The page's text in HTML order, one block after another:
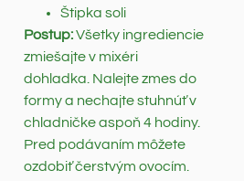
Štipka soli
Postup:Všetky ingrediencie
zmiešajte v mixéri
dohladka. Nalejte zmes do
formy a nechajte stuhnúť v
chladničke aspoň 4 hodiny.
Pred podávaním môžete
ozdobiť čerstvým ovocím.